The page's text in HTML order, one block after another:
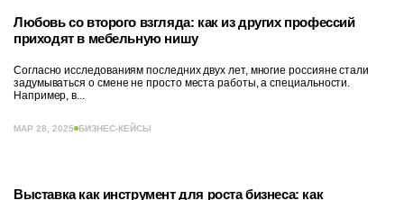
Любовь со второго взгляда: как из других профессий
приходят в мебельную нишу
Согласно исследованиям последних двух лет, многие россияне стали
задумываться о смене не просто места работы, а специальности.
Например, в...
МАР 28, 2025 БИЗНЕС-КЕЙСЫ
Выставка как инструмент для роста бизнеса: как